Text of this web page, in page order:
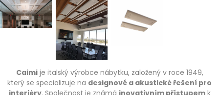
Caimije italský výrobce nábytku, založený v roce 1949,
který se specializuje na designové a akustické řešení pro